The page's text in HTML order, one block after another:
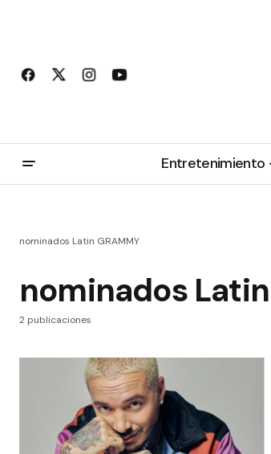
Entretenimiento
nominados Latin GRAMMY
nominados
2 publicaciones